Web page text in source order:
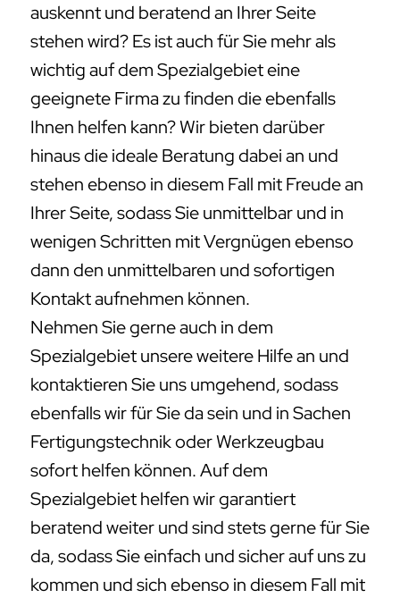
auskennt und beratend an Ihrer Seite
stehen wird? Es ist auch für Sie mehr als
wichtig auf dem Spezialgebiet eine
geeignete Firma zu finden die ebenfalls
Ihnen helfen kann? Wir bieten darüber
hinaus die ideale Beratung dabei an und
stehen ebenso in diesem Fall mit Freude an
Ihrer Seite, sodass Sie unmittelbar und in
wenigen Schritten mit Vergnügen ebenso
dann den unmittelbaren und sofortigen
Kontakt aufnehmen können.
Nehmen Sie gerne auch in dem
Spezialgebiet unsere weitere Hilfe an und
kontaktieren Sie uns umgehend, sodass
ebenfalls wir für Sie da sein und in Sachen
Fertigungstechnik oder Werkzeugbau
sofort helfen können. Auf dem
Spezialgebiet helfen wir garantiert
beratend weiter und sind stets gerne für Sie
da, sodass Sie einfach und sicher auf uns zu
kommen und sich ebenso in diesem Fall mit